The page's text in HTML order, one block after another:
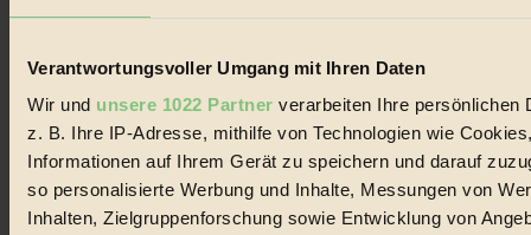
Verantwortungsvoller Umgang mit Ihren Daten
Wir und unsere 1022 Partner verarbeiten Ihre persönlichen
z. B. Ihre IP-Adresse, mithilfe von Technologien wie
Informationen auf Ihrem Gerät zu speichern und darauf
so personalisierte Werbung und Inhalte, Messungen von
Inhalten, Zielgruppenforschung sowie Entwicklung von
alternativer Energien.
Social Media
22.601 Fans auf Facebook
3.415 Follower auf Twitter
Themen